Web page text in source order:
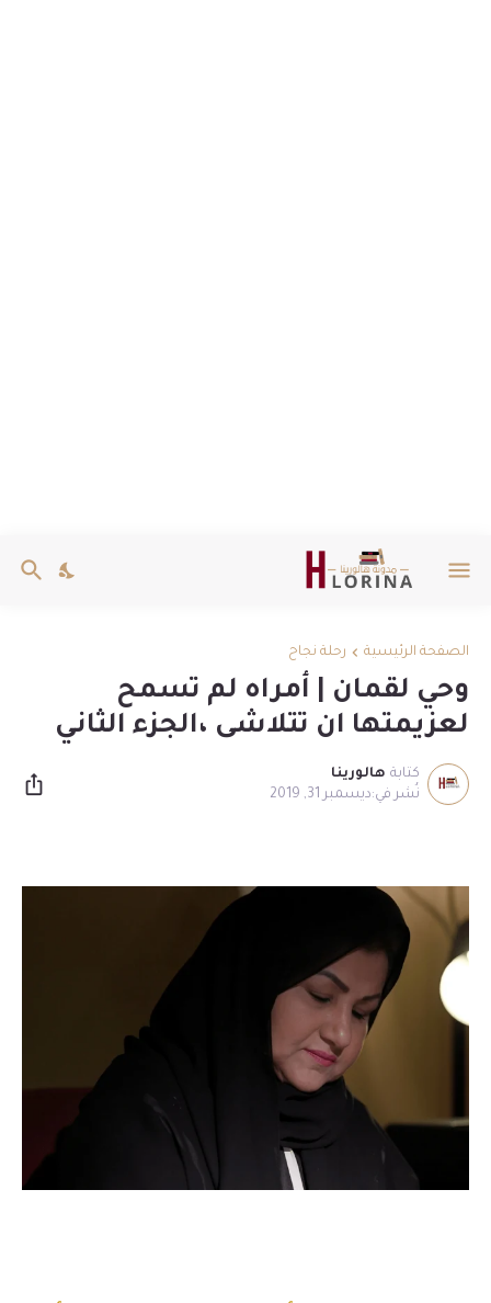
الصفحة الرئيسية رحلة نجاح
وحي لقمان | أمراه لم تسمح
لعزيمتها ان تتلاشى ،الجزء الثاني
كتابة هالورينا
ديسمبر 31, 2019